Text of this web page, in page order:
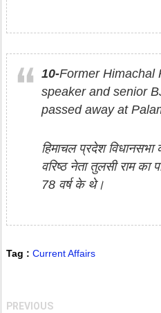
10-Former Himachal
speaker and senior
passed away at
हिमाचल प्रदेश
वरिष्ठ नेता तुलसी राम का
78 वर्ष के थे।
Tag : Current Affairs
PREVIOUS